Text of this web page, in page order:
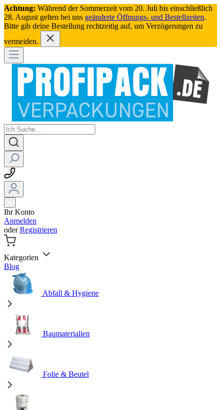
Achtung: Während der Sommerzeit vom 20. Juli bis einschließlich
28. August gelten bei uns geänderte Öffnungs- und Bestellzeiten.
Bitte gib deine Bestellung rechtzeitig auf, um Verzögerungen zu
vermeiden.
Ihr Konto
Anmelden
oderRegistrieren
Kategorien
Blog
Abfall & Hygiene
Baumaterialien
Folie & Beutel